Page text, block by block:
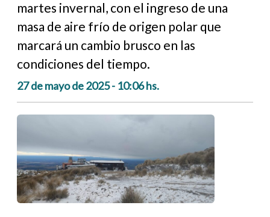
martes invernal, con el ingreso de una
masa de aire frío de origen polar que
marcará un cambio brusco en las
condiciones del tiempo.
27 de mayo de 2025 - 10:06 hs.